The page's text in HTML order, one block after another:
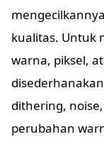
kualitas. Untuk
warna, piksel,
dithering,
perubahan